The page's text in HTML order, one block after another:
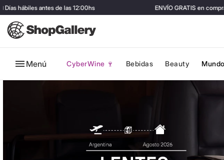
antes de las 12:00hs ENVÍO GRATIS en compras
Menú CyberWine 🍷 Bebidas Beauty